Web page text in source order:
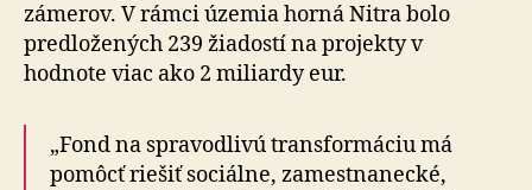
zámerov. V rámci územia horná Nitra bolo
predložených 239 žiadostí na projekty v
hodnote viac ako 2 miliardy eur.
„Fond na spravodlivú transformáciu má
pomôcť riešiť sociálne, zamestnanecké,